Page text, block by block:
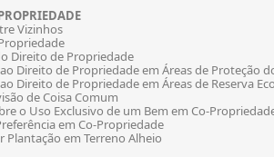
Vizinhos
Direito de Propriedade
Direito de Propriedade em Áreas de Proteção
Direito de Propriedade em Áreas de Reserva
de Coisa Comum
o Uso Exclusivo de um Bem em Co-
em Co-Propriedade
Plantação em Terreno Alheio